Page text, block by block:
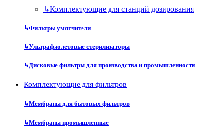
↳Комплектующие для станций дозирования
↳Фильтры умягчители
↳Ультрафиолетовые стерилизаторы
↳Дисковые фильтры для производства и промышленности
Комплектующие для фильтров
↳Мембраны для бытовых фильтров
↳Мембраны промышленные